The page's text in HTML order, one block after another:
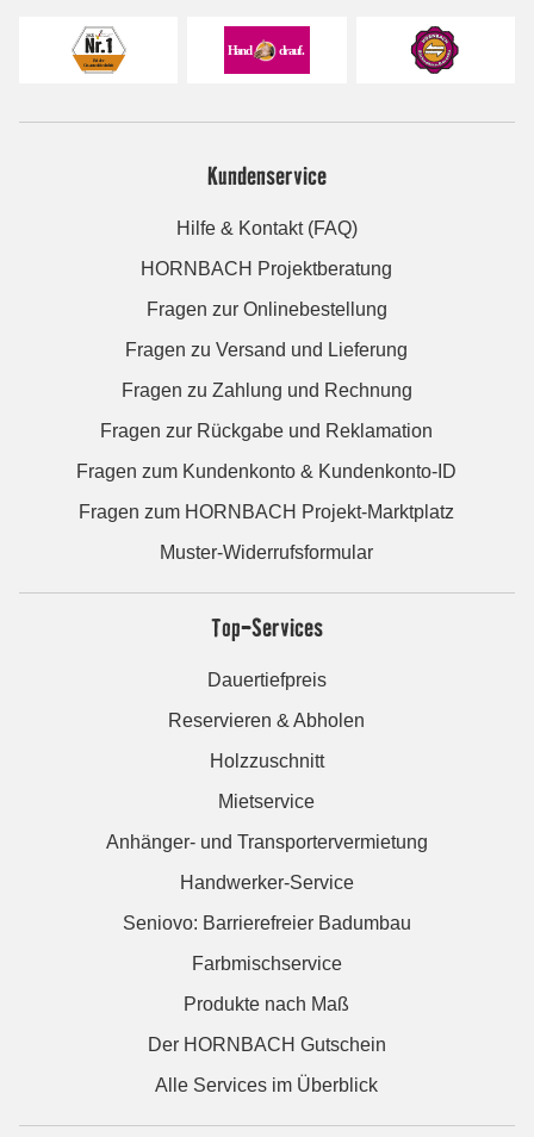
Kundenservice
Hilfe & Kontakt (FAQ)
HORNBACH Projektberatung
Fragen zur Onlinebestellung
Fragen zu Versand und Lieferung
Fragen zu Zahlung und Rechnung
Fragen zur Rückgabe und Reklamation
Fragen zum Kundenkonto & Kundenkonto-ID
Fragen zum HORNBACH Projekt-Marktplatz
Muster-Widerrufsformular
Top-Services
Dauertiefpreis
Reservieren & Abholen
Holzzuschnitt
Mietservice
Anhänger- und Transportervermietung
Handwerker-Service
Seniovo: Barrierefreier Badumbau
Farbmischservice
Produkte nach Maß
Der HORNBACH Gutschein
Alle Services im Überblick